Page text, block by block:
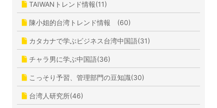
TAIWANトレンド情報(11)
陳小姐的台湾トレンド情報 (60)
カタカナで学ぶビジネス台湾中国語(31)
チャラ男に学ぶ中国語(36)
こっそり予習、管理部門の豆知識(30)
台湾人研究所(46)